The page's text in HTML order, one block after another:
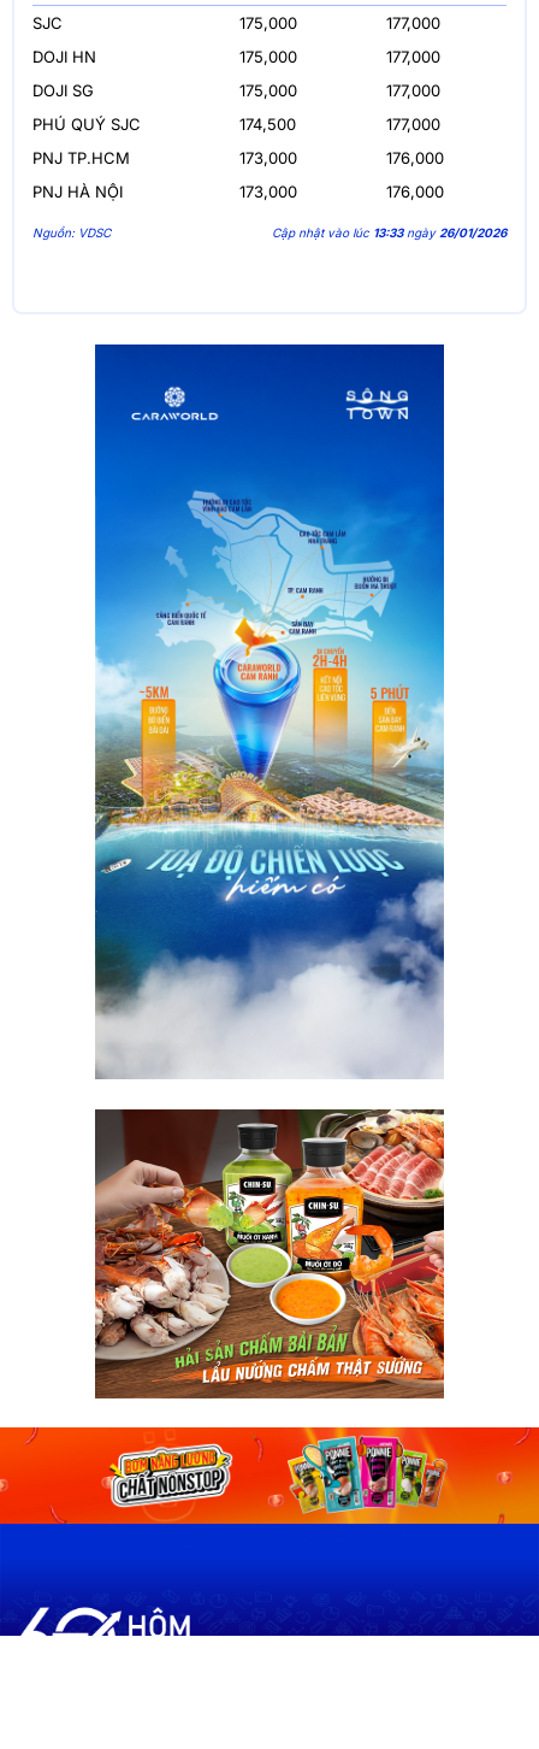
SJC
175,000
177,000
DOJI HN
175,000
177,000
DOJI SG
175,000
177,000
PHÚ QUÝ SJC
174,500
177,000
PNJ TP.HCM
173,000
176,000
PNJ HÀ NỘI
173,000 176,000
Nguồn: VDSC Cập nhật vào lúc 13:33ngày 26/01/2026